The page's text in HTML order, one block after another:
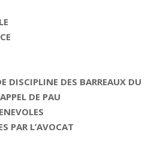
DISCIPLINE DES BARREAUX DU
DE PAU
PAR L’AVOCAT